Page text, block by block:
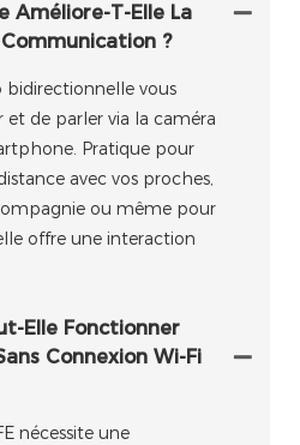
Améliore-T-Elle La
?
bidirectionnelle vous
de parler via la caméra
Pratique pour
avec vos proches,
ou même pour
offre une interaction
Elle Fonctionner
Connexion Wi-Fi
nécessite une